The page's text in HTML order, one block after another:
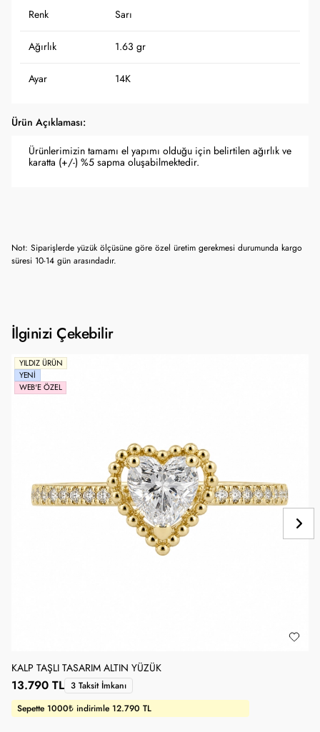
Renk Sarı
Ağırlık 1.63 gr
Ayar 14K
Ürün Açıklaması:
Ürünlerimizin tamamı el yapımı olduğu için belirtilen ağırlık ve
karatta (+/-) %5 sapma oluşabilmektedir.
Not: Siparişlerde yüzük ölçüsüne göre özel üretim gerekmesi durumunda kargo
süresi 10-14 gün arasındadır.
İlginizi Çekebilir
YILDIZ ÜRÜN
YENI
WEB'E ÖZEL
KALP TAŞLI TASARIM ALTIN YÜZÜK
Sepette 1000₺ indirimle 12.790 TL
13.790 TL 3 Taksit İmkanı